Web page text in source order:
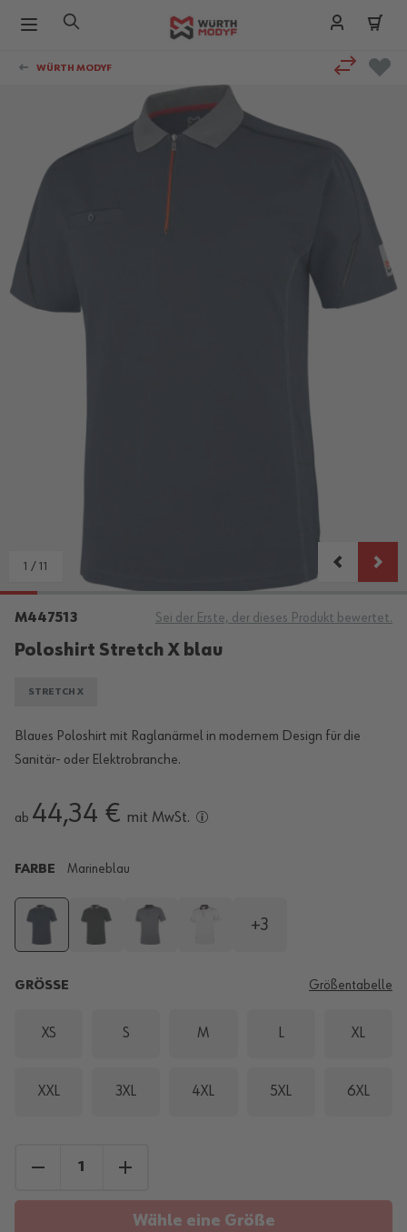
WÜRTH MODYF
1 / 11
M447513 Sei der Erste, der dieses Produkt bewertet.
Poloshirt Stretch X blau
STRETCH X
Blaues Poloshirt mit Raglanärmel in modernem Design für die
Sanitär- oder Elektrobranche.
ab 44,34 € mit MwSt.
FARBE Marineblau
+3
GRÖSSE Größentabelle
XS S M L XL
XXL 3XL 4XL 5XL 6XL
Wähle eine Größe